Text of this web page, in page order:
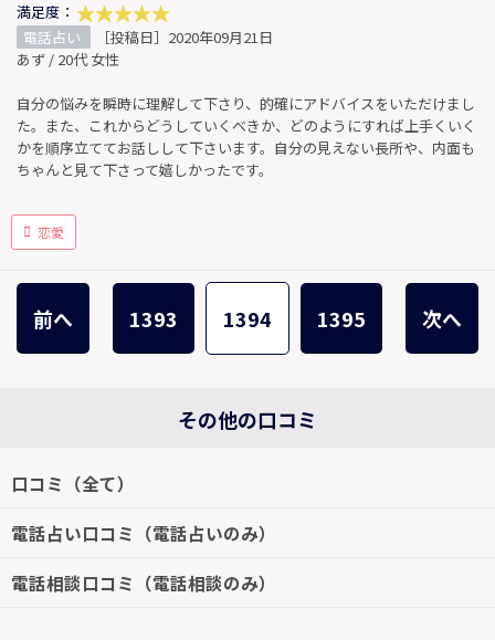
満足度：
電話占い
［投稿日］2020年09月21日
あず / 20代 女性
自分の悩みを瞬時に理解して下さり、的確にアドバイスをいただけまし
た。また、これからどうしていくべきか、どのようにすれば上手くいく
かを順序立ててお話しして下さいます。自分の見えない長所や、内面も
ちゃんと見て下さって嬉しかったです。
恋愛
前へ 1393 1394 1395 次へ
その他の口コミ
口コミ（全て）
電話占い口コミ（電話占いのみ）
電話相談口コミ（電話相談のみ）